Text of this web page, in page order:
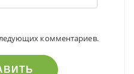
комментариев.